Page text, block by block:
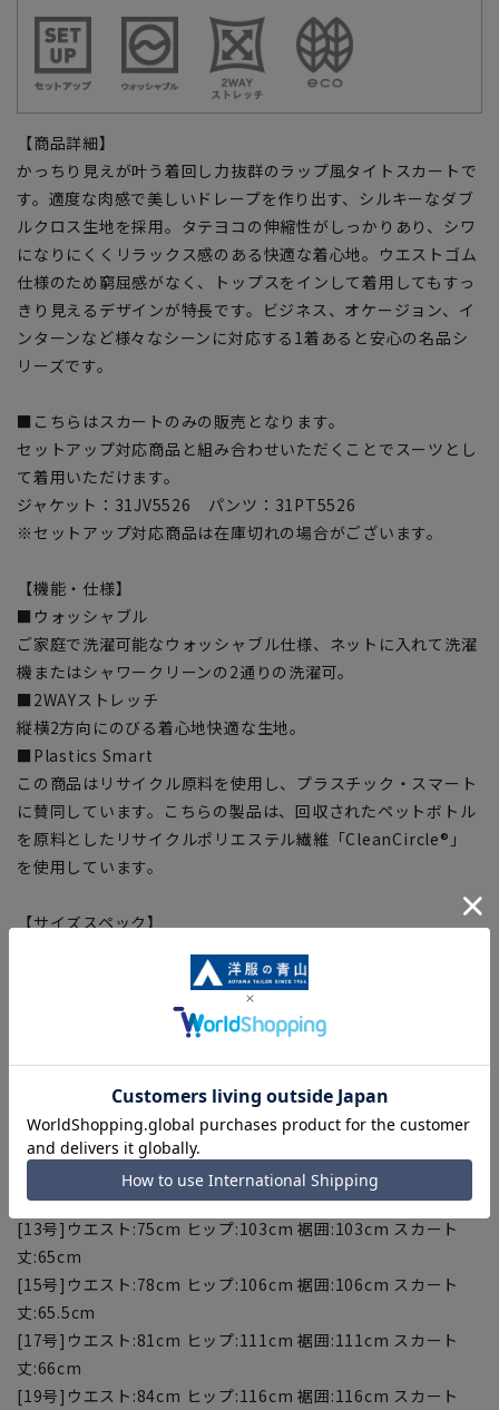
【商品詳細】
かっちり見えが叶う着回し力抜群のラップ風タイトスカートで
す。適度な肉感で美しいドレープを作り出す、シルキーなダブ
ルクロス生地を採用。タテヨコの伸縮性がしっかりあり、シワ
になりにくくリラックス感のある快適な着心地。ウエストゴム
仕様のため窮屈感がなく、トップスをインして着用してもすっ
きり見えるデザインが特長です。ビジネス、オケージョン、イ
ンターンなど様々なシーンに対応する1着あると安心の名品シ
リーズです。
■こちらはスカートのみの販売となります。
セットアップ対応商品と組み合わせいただくことでスーツとし
て着用いただけます。
ジャケット：31JV5526 パンツ：31PT5526
※セットアップ対応商品は在庫切れの場合がございます。
【機能・仕様】
■ウォッシャブル
ご家庭で洗濯可能なウォッシャブル仕様、ネットに入れて洗濯
機またはシャワークリーンの2通りの洗濯可。
■2WAYストレッチ
縦横2方向にのびる着心地快適な生地。
■Plastics Smart
この商品はリサイクル原料を使用し、プラスチック・スマート
に賛同しています。こちらの製品は、回収されたペットボトル
を原料としたリサイクルポリエステル繊維「CleanCircle®」
を使用しています。
【サイズスペック】
[3号]ウエスト:60cm ヒップ:88cm 裾囲:88cm スカート
[5号]ウエスト:63cm ヒップ:91cm 裾囲:91cm スカート
[7号]ウエスト:66cm ヒップ:94cm 裾囲:94cm スカート
[9号]ウエスト:69cm ヒップ:97cm 裾囲:97cm スカート
丈:64cm
[11号]ウエスト:72cm ヒップ:100cm 裾囲:100cm スカート
丈:64.5cm
[13号]ウエスト:75cm ヒップ:103cm 裾囲:103cm スカート
丈:65cm
[15号]ウエスト:78cm ヒップ:106cm 裾囲:106cm スカート
丈:65.5cm
[17号]ウエスト:81cm ヒップ:111cm 裾囲:111cm スカート
丈:66cm
[19号]ウエスト:84cm ヒップ:116cm 裾囲:116cm スカート